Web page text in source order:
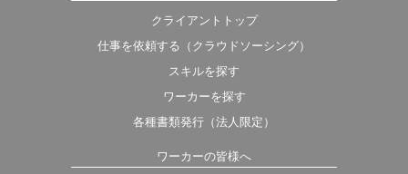
クライアントトップ
仕事を依頼する（クラウドソーシング）
スキルを探す
ワーカーを探す
各種書類発行（法人限定）
ワーカーの皆様へ